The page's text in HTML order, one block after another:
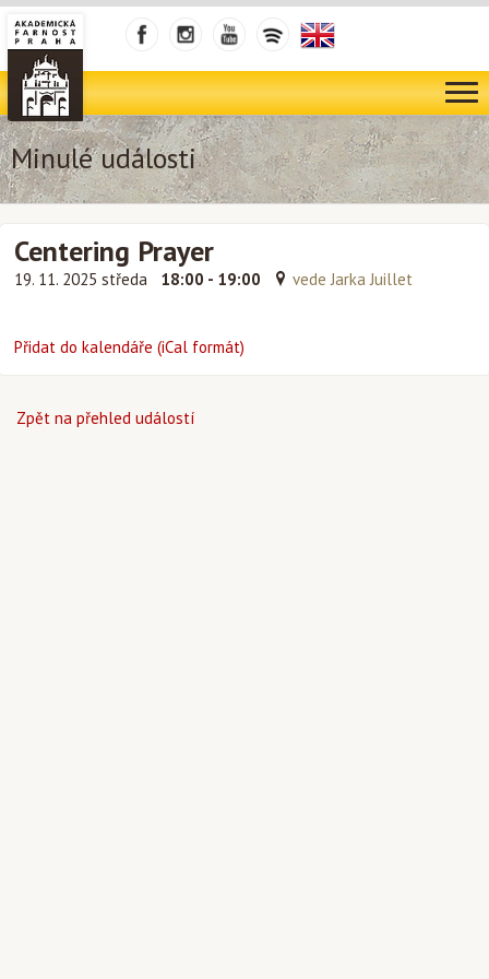
Minulé události
Centering Prayer
19. 11. 2025 středa 18:00 - 19:00 vede Jarka Juillet
Přidat do kalendáře (iCal formát)
Zpět na přehled událostí